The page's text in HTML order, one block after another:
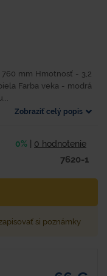
mm Hmotnosť - 3,2
Farba veka - modrá
Zobraziť celý popis
0% 0 hodnotenie
7620-1
si poznámky